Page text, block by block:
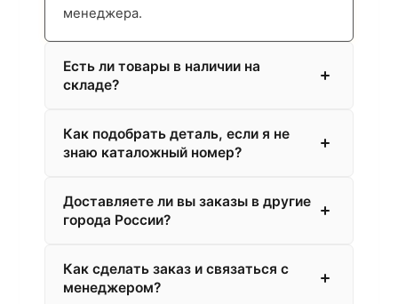
менеджера.
Есть ли товары в наличии на
складе?
Как подобрать деталь, если я не
знаю каталожный номер?
Доставляете ли вы заказы в другие
города России?
Как сделать заказ и связаться с
менеджером?